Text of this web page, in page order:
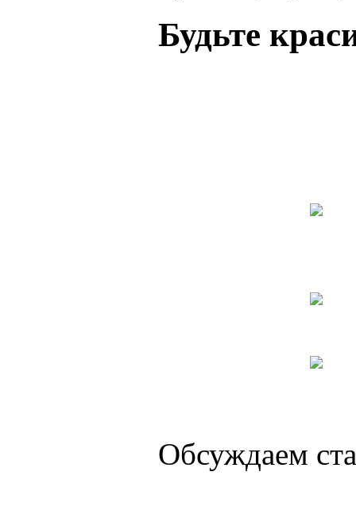
Будьте
Обсуждаем